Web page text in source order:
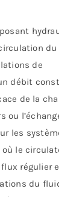
hydraulique
du
de
débit constant,
de la chaleur
l’échangeur.
les systèmes
le circulateur
régulier et
du fluide.